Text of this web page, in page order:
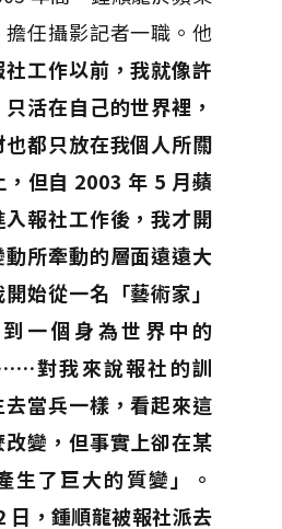
擔任攝影記者一職。他
工作以前，我就像許
活在自己的世界裡，
都只放在我個人所關
但自 2003 年 5 月蘋
報社工作後，我才開
所牽動的層面遠遠大
始從一名「藝術家」
一個身為世界中的
……對我來說報社的訓
當兵一樣，看起來這
變，但事實上卻在某
生了巨大的質變」。
日，鍾順龍被報社派去